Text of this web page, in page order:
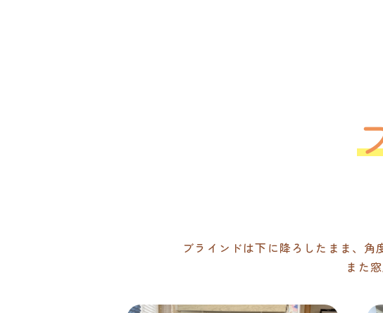
ブラインドは下に降ろしたまま、角
また